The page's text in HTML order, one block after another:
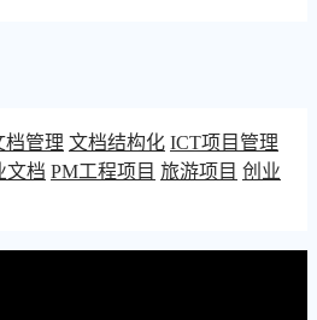
档管理 文档结构化 ICT项目管理
文档 PM工程项目 旅游项目 创业